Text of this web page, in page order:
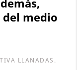
medio
LLANADAS.